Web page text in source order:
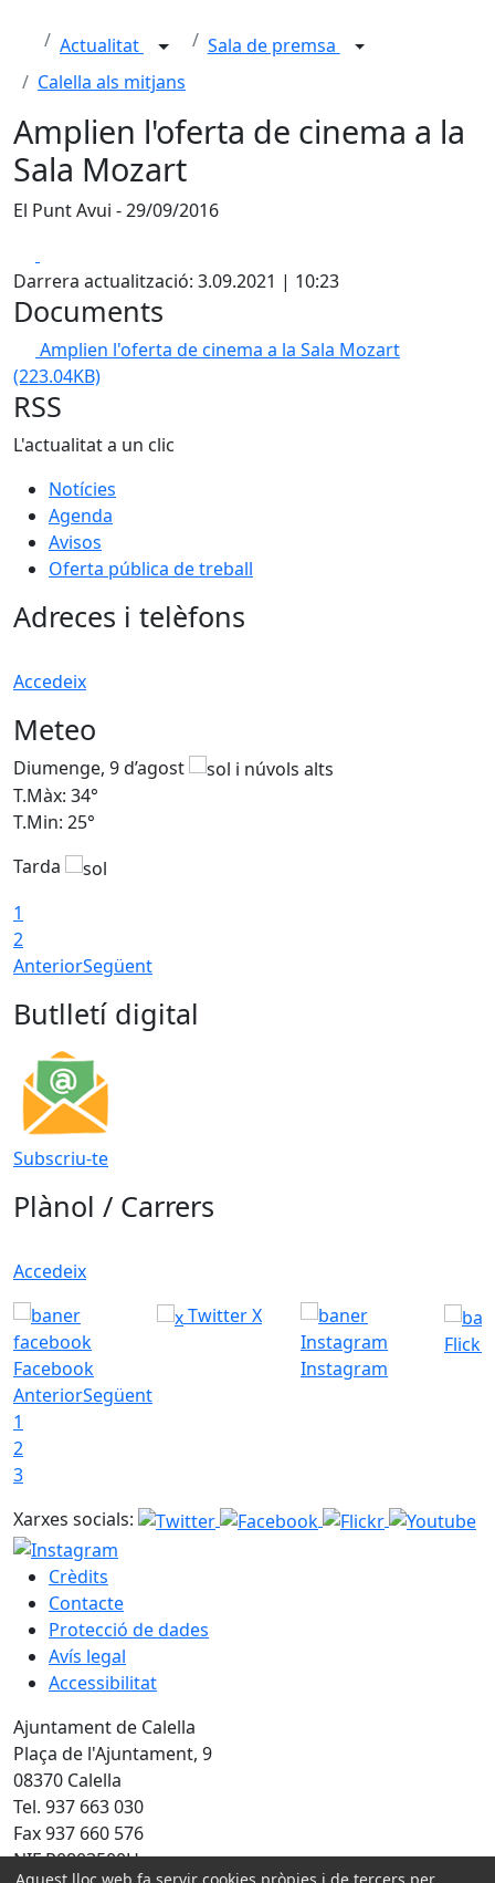
Actualitat
Sala de premsa
Calella als mitjans
Amplien l'oferta de cinema a la
Sala Mozart
El Punt Avui - 29/09/2016
Darrera actualització: 3.09.2021 | 10:23
Documents
Amplien l'oferta de cinema a la Sala Mozart
(223.04KB)
RSS
L'actualitat a un clic
Notícies
Agenda
Avisos
Oferta pública de treball
Adreces i telèfons
Accedeix
Meteo
Diumenge, 9 d’agost
T.Màx: 34°
T.Min: 25°
Tarda
1
2
AnteriorSegüent
Butlletí digital
Subscriu-te
Plànol / Carrers
Accedeix
Facebook
Twitter X
Instagram
Flickr
AnteriorSegüent
1
2
3
Xarxes socials:
Crèdits
Contacte
Protecció de dades
Avís legal
Accessibilitat
Ajuntament de Calella
Plaça de l'Ajuntament, 9
08370 Calella
Tel. 937 663 030
Fax 937 660 576
NIF P0803500H